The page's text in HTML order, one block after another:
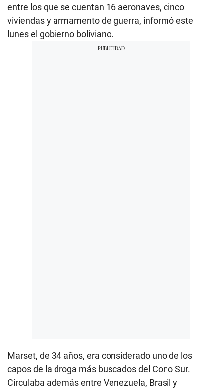
entre los que se cuentan 16 aeronaves, cinco
viviendas y armamento de guerra, informó este
lunes el gobierno boliviano.
Marset, de 34 años, era considerado uno de los
capos de la droga más buscados del Cono Sur.
Circulaba además entre Venezuela, Brasil y